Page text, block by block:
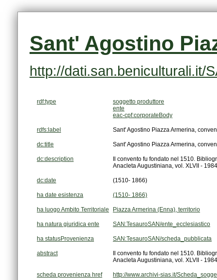
Sant' Agostino
http://dati.san.beniculturali.it/
rdf:type
soggetto produttore
ente
eac-cpf:corporateBody
rdfs:label Sant' Agostino Piazza Armerina,
dc:title Sant' Agostino Piazza Armerina,
dc:description
Anacleta Augustiniana, vol. XLVII -
dc:date (1510- 1866)
ha date esistenza (1510- 1866)
ha luogo Ambito Territoriale Piazza Armerina (Enna), territorio
ha natura giuridica ente SAN:TesauroSAN/ente_ecclesiastico
ha statusProvenienza SAN:TesauroSAN/scheda_pubblicata
abstract
Anacleta Augustiniana, vol. XLVII -
scheda provenienza href http://www.archivi-sias.it/